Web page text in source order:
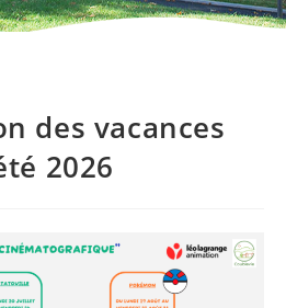
des vacances
2026